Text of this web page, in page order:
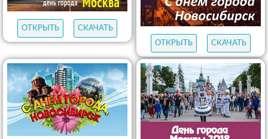
ОТКРЫТЬ
СКАЧАТЬ
ОТКРЫТЬ
СКАЧАТЬ